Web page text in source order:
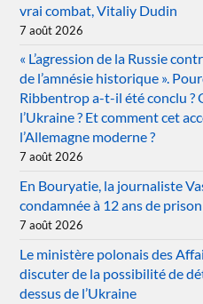
vrai combat, Vitaliy Dudin
7 août 2026
« L’agression de la Russie
de l’amnésie historique ».
Ribbentrop a-t-il été conclu
l’Ukraine ? Et comment cet
l’Allemagne moderne ?
7 août 2026
En Bouryatie, la journaliste
condamnée à 12 ans de
7 août 2026
Le ministère polonais des
discuter de la possibilité de
dessus de l’Ukraine